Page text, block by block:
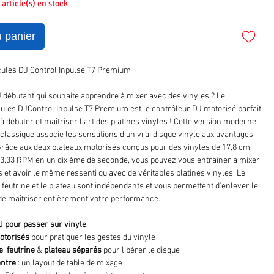
article(s) en stock
panier
DJ Control Inpulse T7 Premium
débutant qui souhaite apprendre à mixer avec des vinyles ? Le
DJControl Inpulse T7 Premium est le contrôleur DJ motorisé parfait
débuter et maîtriser l'art des platines vinyles ! Cette version moderne
associe les sensations d'un vrai disque vinyle aux avantages
aux deux plateaux motorisés conçus pour des vinyles de 17,8 cm
RPM en un dixième de seconde, vous pouvez vous entraîner à mixer
et avoir le même ressenti qu'avec de véritables platines vinyles. Le
et le plateau sont indépendants et vous permettent d'enlever le
maîtriser entièrement votre performance.
pour passer sur vinyle
pour pratiquer les gestes du vinyle
, feutrine & plateau séparés pour libérer le disque
: un layout de table de mixage